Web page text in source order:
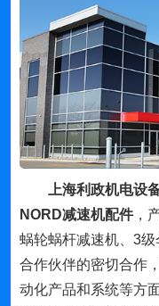
上海利政机电设
NORD减速机配件，
蜗轮蜗杆减速机、3
合作伙伴的密切合作
动化产品和系统等方